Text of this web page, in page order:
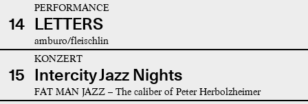
14
PERFORMANCE
LETTERS
amburo/fleischlin
15
KONZERT
Intercity Jazz Nights
FAT MAN JAZZ – The caliber of Peter Herbolzheimer